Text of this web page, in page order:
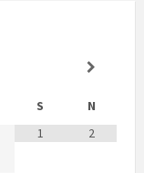
S
N
1
2